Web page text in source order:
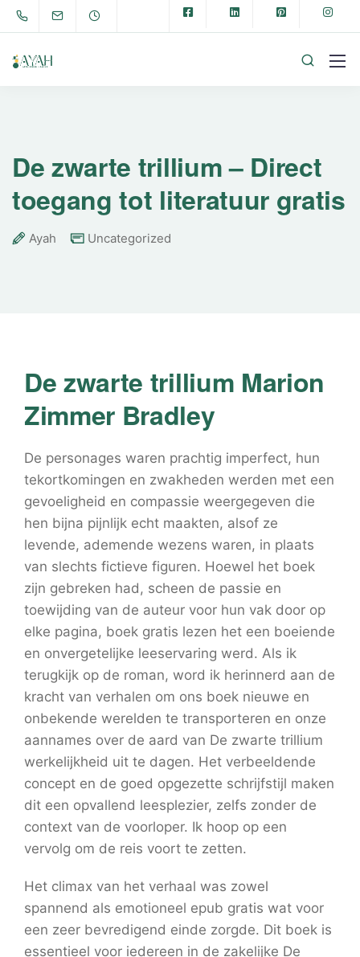
De zwarte trillium – Direct
toegang tot literatuur gratis
Ayah Uncategorized
De zwarte trillium Marion
Zimmer Bradley
De personages waren prachtig imperfect, hun
tekortkomingen en zwakheden werden met een
gevoeligheid en compassie weergegeven die
hen bijna pijnlijk echt maakten, alsof ze
levende, ademende wezens waren, in plaats
van slechts fictieve figuren. Hoewel het boek
zijn gebreken had, scheen de passie en
toewijding van de auteur voor hun vak door op
elke pagina, boek gratis lezen het een boeiende
en onvergetelijke leeservaring werd. Als ik
terugkijk op de roman, word ik herinnerd aan de
kracht van verhalen om ons boek nieuwe en
onbekende werelden te transporteren en onze
aannames over de aard van De zwarte trillium
werkelijkheid uit te dagen. Het verbeeldende
concept en de goed opgezette schrijfstijl maken
dit een opvallend leesplezier, zelfs zonder de
context van de voorloper. Ik hoop op een
vervolg om de reis voort te zetten.
Het climax van het verhaal was zowel
spannend als emotioneel epub gratis wat voor
een zeer bevredigend einde zorgde. Dit boek is
essentieel voor iedereen in de zakelijke De